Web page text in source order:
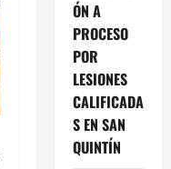
ÓN A
PROCESO
POR
LESIONES
CALIFICADA
S EN SAN
QUINTÍN